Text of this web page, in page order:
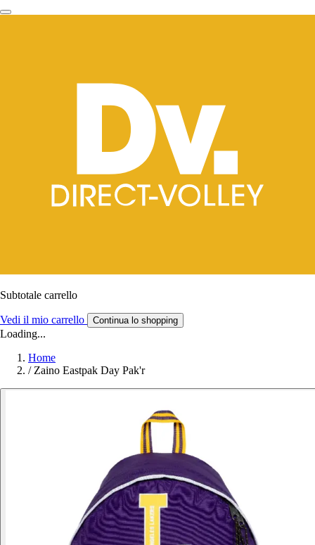
Subtotale carrello
Vedi il mio carrello Continua lo shopping
Loading...
Home
/ Zaino Eastpak Day Pak'r